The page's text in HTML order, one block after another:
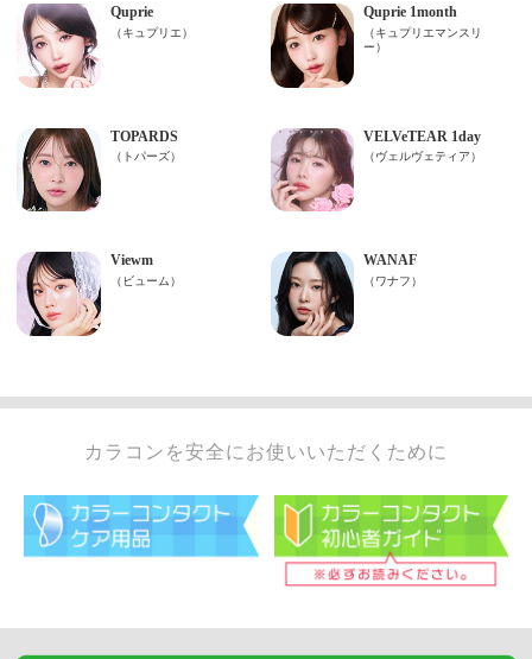
カラコンを安全にお使いいただくために